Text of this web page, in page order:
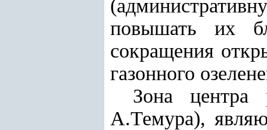
повышать их
сокращения
газонного
Зона центра
А.Темура),